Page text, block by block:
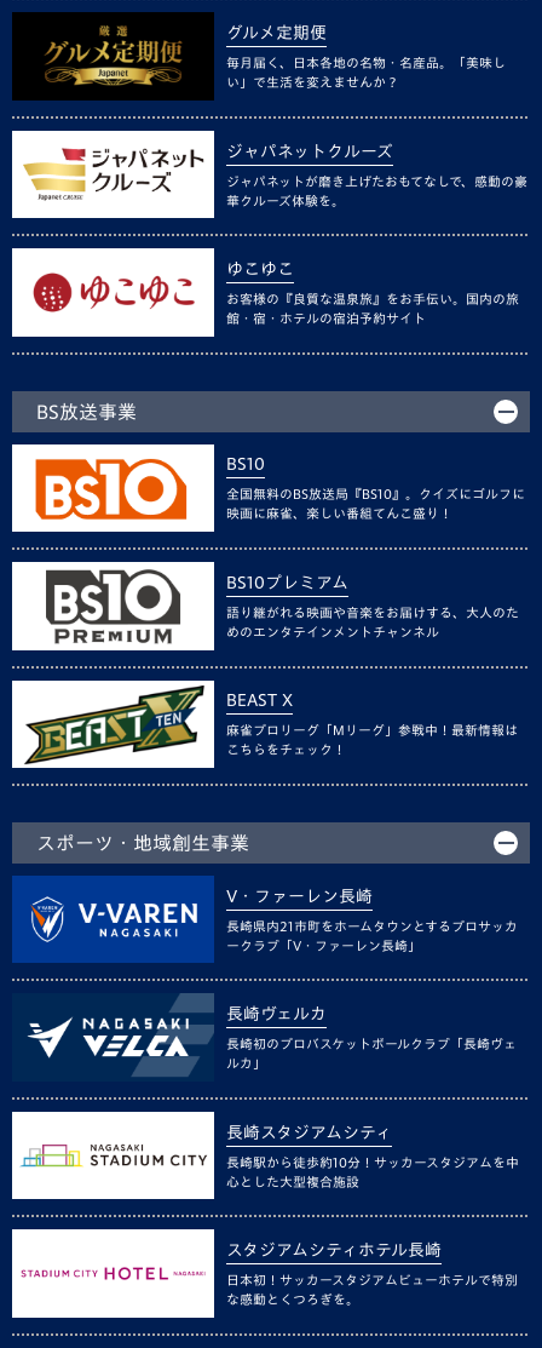
グルメ定期便
毎月届く、日本各地の名物・名産品。「美味し
い」で生活を変えませんか？
ジャパネットクルーズ
ジャパネットが磨き上げたおもてなしで、感動の豪
華クルーズ体験を。
ゆこゆこ
お客様の『良質な温泉旅』をお手伝い。国内の旅
館・宿・ホテルの宿泊予約サイト
BS放送事業
BS10
全国無料のBS放送局『BS10』。クイズにゴルフに
映画に麻雀、楽しい番組てんこ盛り！
BS10プレミアム
語り継がれる映画や音楽をお届けする、大人のた
めのエンタテインメントチャンネル
BEAST X
麻雀プロリーグ「Mリーグ」参戦中！最新情報は
こちらをチェック！
スポーツ・地域創生事業
V・ファーレン長崎
長崎県内21市町をホームタウンとするプロサッカ
ークラブ「V・ファーレン長崎」
長崎ヴェルカ
長崎初のプロバスケットボールクラブ「長崎ヴェ
ルカ」
長崎スタジアムシティ
長崎駅から徒歩約10分！サッカースタジアムを中
心とした大型複合施設
スタジアムシティホテル長崎
日本初！サッカースタジアムビューホテルで特別
な感動とくつろぎを。